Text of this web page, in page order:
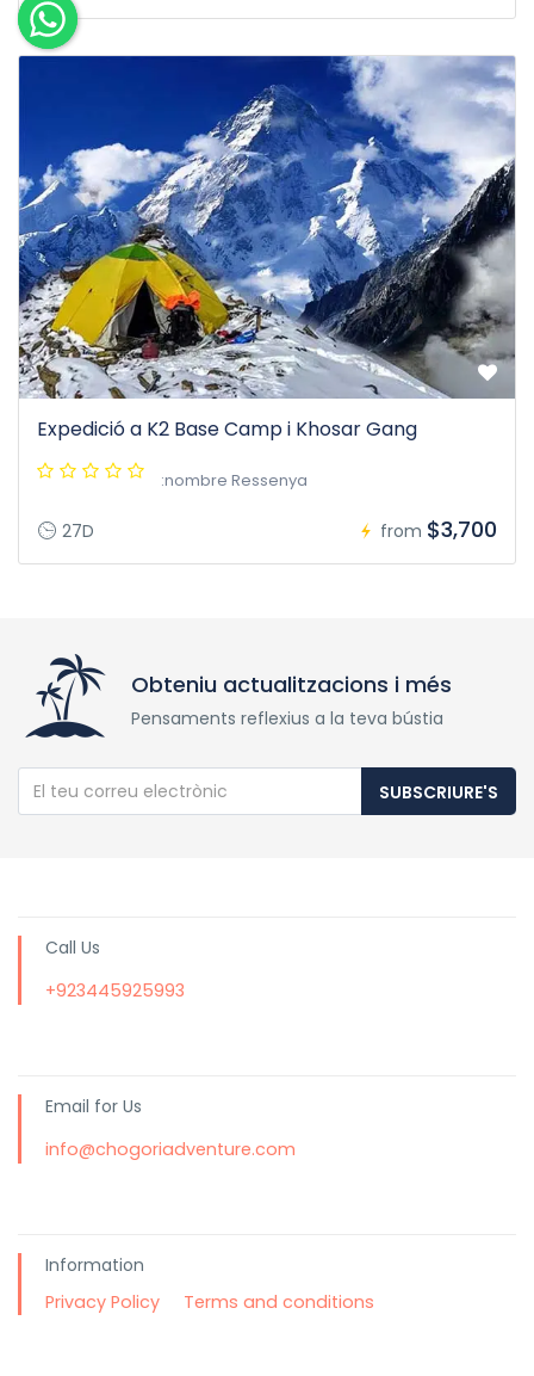
Expedició a K2 Base Camp i Khosar Gang
:nombre Ressenya
27D from $3,700
Obteniu actualitzacions i més
Pensaments reflexius a la teva bústia
SUBSCRIURE'S
Call Us
+923445925993
Email for Us
info@chogoriadventure.com
Information
Privacy Policy
Terms and conditions